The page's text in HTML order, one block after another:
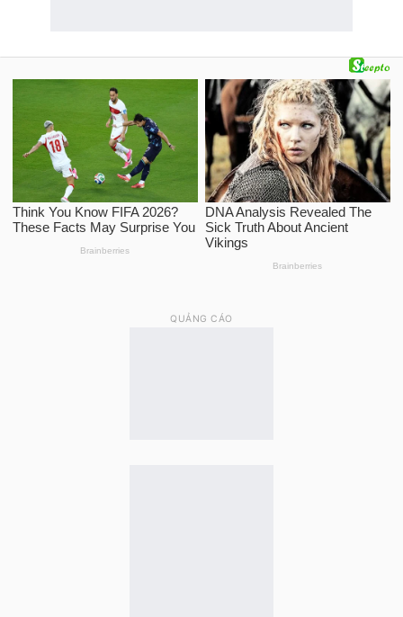
QUẢNG CÁO